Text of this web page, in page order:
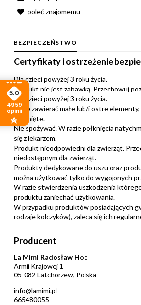
poleć znajomemu
BEZPIECZEŃSTWO
Certyfikaty i ostrzeżenie
Dla dzieci powyżej 3 roku życia.
Produkt nie jest zabawką. Przechowuj
Dla dzieci powyżej 3 roku życia.
Może zawierać małe lub/i ostre
połknięte.
Nie spożywać. W razie połknięcia
się z lekarzem.
Produkt nieodpowiedni dla zwierząt.
niedostępnym dla zwierząt.
Produkty dedykowane do uszu oraz
można użytkować tylko do wygojonych
W razie stwierdzenia uszkodzenia
produktu zaniechać użytkowania.
W przypadku produktów posiadających
rodzaje kolczyków), zaleca się ich
Producent
La Mimi Radosław Hoc
Armii Krajowej 1
05-082 Latchorzew, Polska
info@lamimi.pl
665480055
5.0
4959
opinii